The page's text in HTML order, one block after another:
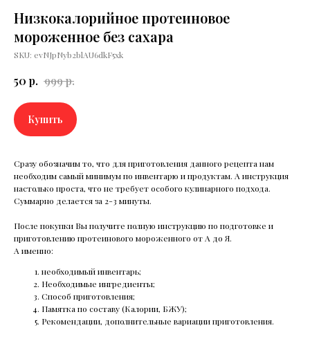
Низкокалорийное протеиновое
мороженное без сахара
SKU: evNJpNyb2blAU6dkF5xk
50 р. 999р.
Купить
Сразу обозначим то, что для приготовления данного рецепта нам
необходим самый минимум по инвентарю и продуктам. А инструкция
настолько проста, что не требует особого кулинарного подхода.
Суммарно делается за 2-3 минуты.
После покупки Вы получите полную инструкцию по подготовке и
приготовлению протеинового мороженного от А до Я.
А именно:
необходимый инвентарь;
Необходимые ингредиенты;
Способ приготовления;
Памятка по составу (Калории, БЖУ);
Рекомендации, дополнительные вариации приготовления.